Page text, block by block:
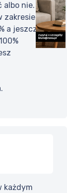
albo nie.
zakresie
a jeszcze
każdym